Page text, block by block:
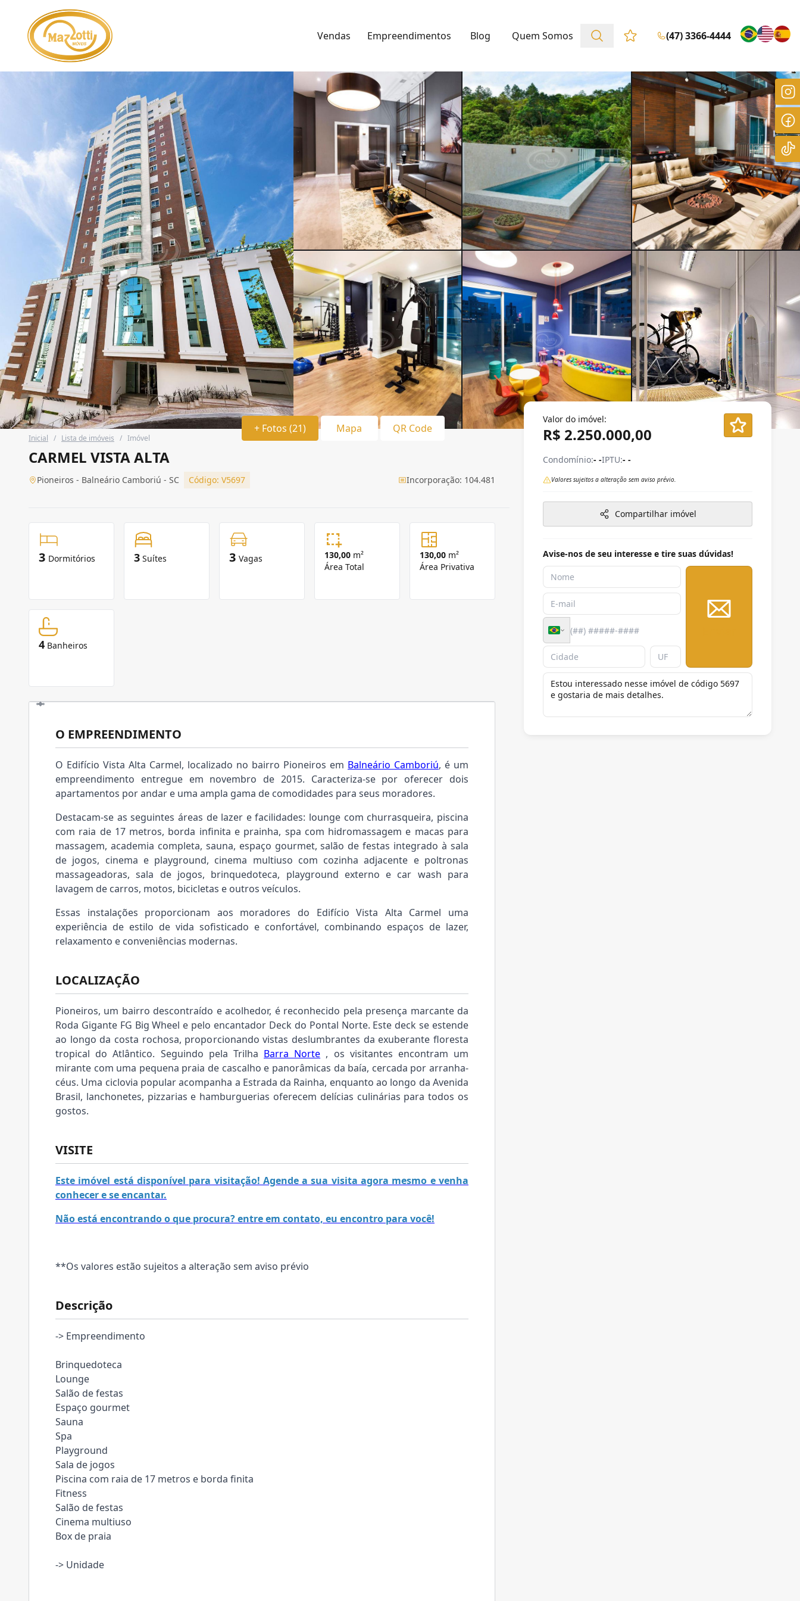
Vendas Empreendimentos Blog Quem Somos Favoritos (0 itens)
(47) 3366-4444
+ Fotos (21) Mapa QR Code
Inicial / Lista de imóveis / Imóvel
CARMEL VISTA ALTA
Pioneiros - Balneário Camboriú - SC Código: V5697 Incorporação: 104.481
3 Dormitórios 3 Suítes 3 Vagas 130,00 m²
Área Total
130,00 m²
Área Privativa
4 Banheiros
O EMPREENDIMENTO
O Edifício Vista Alta Carmel, localizado no bairro Pioneiros em Balneário Camboriú, é um
empreendimento entregue em novembro de 2015. Caracteriza-se por oferecer dois
apartamentos por andar e uma ampla gama de comodidades para seus moradores.
Destacam-se as seguintes áreas de lazer e facilidades: lounge com churrasqueira, piscina
com raia de 17 metros, borda infinita e prainha, spa com hidromassagem e macas para
massagem, academia completa, sauna, espaço gourmet, salão de festas integrado à sala
de jogos, cinema e playground, cinema multiuso com cozinha adjacente e poltronas
massageadoras, sala de jogos, brinquedoteca, playground externo e car wash para
lavagem de carros, motos, bicicletas e outros veículos.
Essas instalações proporcionam aos moradores do Edifício Vista Alta Carmel uma
experiência de estilo de vida sofisticado e confortável, combinando espaços de lazer,
relaxamento e conveniências modernas.
LOCALIZAÇÃO
Pioneiros, um bairro descontraído e acolhedor, é reconhecido pela presença marcante da
Roda Gigante FG Big Wheel e pelo encantador Deck do Pontal Norte. Este deck se estende
ao longo da costa rochosa, proporcionando vistas deslumbrantes da exuberante floresta
tropical do Atlântico. Seguindo pela Trilha Barra Norte , os visitantes encontram um
mirante com uma pequena praia de cascalho e panorâmicas da baía, cercada por arranha-
céus. Uma ciclovia popular acompanha a Estrada da Rainha, enquanto ao longo da Avenida
Brasil, lanchonetes, pizzarias e hamburguerias oferecem delícias culinárias para todos os
gostos.
VISITE
Este imóvel está disponível para visitação! Agende a sua visita agora mesmo e venha
conhecer e se encantar.
Não está encontrando o que procura? entre em contato, eu encontro para você!
**Os valores estão sujeitos a alteração sem aviso prévio
Descrição
-> Empreendimento
Brinquedoteca
Lounge
Salão de festas
Espaço gourmet
Sauna
Spa
Playground
Sala de jogos
Piscina com raia de 17 metros e borda finita
Fitness
Salão de festas
Cinema multiuso
Box de praia
-> Unidade
Valor do imóvel:
R$ 2.250.000,00
Condomínio:- -IPTU:- -
Valores sujeitos a alteração sem aviso prévio.
Compartilhar imóvel
Avise-nos de seu interesse e tire suas dúvidas!